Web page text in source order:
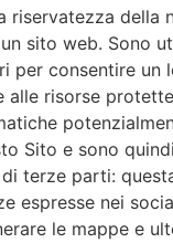
della
sito web. Sono
consentire un
alle risorse
Sito e sono
terze parti:
espresse nei
le mappe e